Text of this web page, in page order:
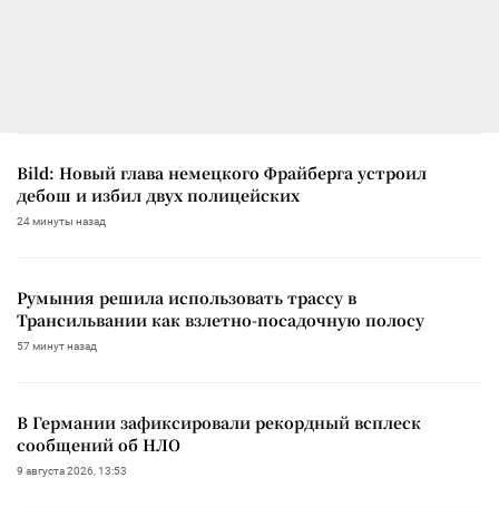
Bild: Новый глава немецкого Фрайберга устроил
дебош и избил двух полицейских
24 минуты назад
Румыния решила использовать трассу в
Трансильвании как взлетно-посадочную полосу
57 минут назад
В Германии зафиксировали рекордный всплеск
сообщений об НЛО
9 августа 2026, 13:53